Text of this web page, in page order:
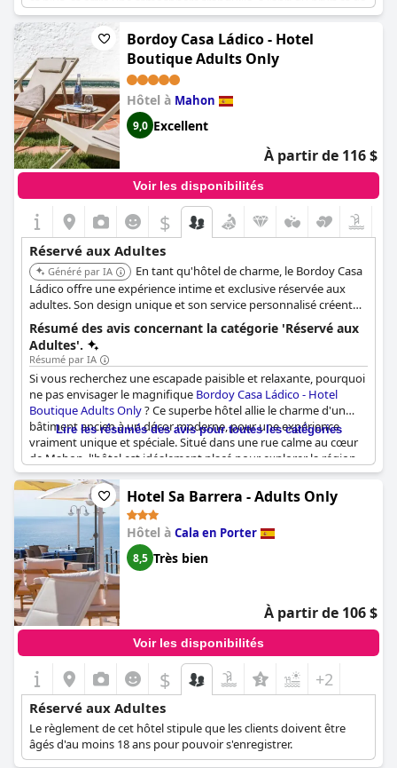
l'activité des enfants. Le personnel de l'hôtel est accueillant et
hospitalier, ce qui permet aux clients de se sentir comme chez
eux. Les installations sont excellentes et l'hôtel est fier de créer
un environnement serein où les clients peuvent se détendre. Le
thème latino-américain de l'hôtel, associé à la sophistication
européenne, offre une expérience unique, parfaite pour les
couples à la recherche d'une retraite romantique inégalable.
Bien que certaines critiques mentionnent que l'hôtel n'est pas à
la hauteur des standards 5 étoiles, dans l'ensemble, La Quinta
Menorca by PortBlue Boutique est une destination fortement
recommandée pour une courte escapade ou une pause
Bordoy Casa Ládico - Hotel
Boutique Adults Only
Hôtel à Mahon
9,0 Excellent
À partir de 116 $
Voir les disponibilités
$
Réservé aux Adultes
Généré par IA
En tant qu'hôtel de charme, le Bordoy Casa
Ládico offre une expérience intime et exclusive réservée aux
adultes. Son design unique et son service personnalisé créent
un séjour tranquille et mémorable.
Résumé des avis concernant la catégorie 'Réservé aux
Adultes'.
Résumé par IA
Si vous recherchez une escapade paisible et relaxante, pourquoi
ne pas envisager le magnifique Bordoy Casa Ládico - Hotel
Boutique Adults Only? Ce superbe hôtel allie le charme d'un
bâtiment ancien à un décor moderne, pour une expérience
vraiment unique et spéciale. Situé dans une rue calme au cœur
de Mahon, l'hôtel est idéalement placé pour explorer la région.
Et comme seuls les jeunes enfants ne sont pas autorisés, vous
pouvez être assuré d'un environnement calme et paisible.
L'hôtel est magnifiquement conçu avec une grande attention
aux détails et le personnel est amical et accueillant. Les
chambres sont spacieuses et confortables et certaines
disposent même d'une terrasse où vous pouvez profiter du
soleil pendant la sieste. En bref, si vous recherchez une
expérience luxueuse et exclusive, ne cherchez pas plus loin que
Bordoy Casa Ládico - Hotel Boutique Adults Only
Lire les résumés des avis pour toutes les catégories
Hotel Sa Barrera - Adults Only
Hôtel à Cala en Porter
8,5 Très bien
À partir de 106 $
Voir les disponibilités
$ +2
Réservé aux Adultes
Le règlement de cet hôtel stipule que les clients doivent être
âgés d'au moins 18 ans pour pouvoir s'enregistrer.